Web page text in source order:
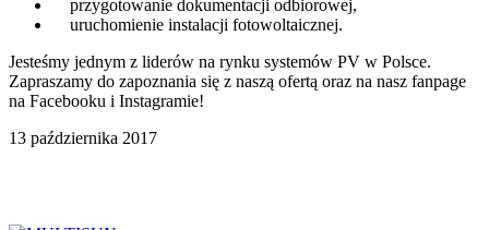
przygotowanie dokumentacji odbiorowej,
uruchomienie instalacji fotowoltaicznej.
Jesteśmy jednym z liderów na rynku systemów PV w Polsce.
Zapraszamy do zapoznania się z naszą ofertą oraz na nasz fanpage
na Facebooku i Instagramie!
13 października 2017